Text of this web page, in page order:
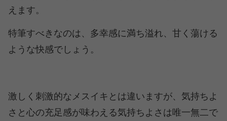
えます。
特筆すべきなのは、多幸感に満ち溢れ、甘く蕩ける
ような快感でしょう。
激しく刺激的なメスイキとは違いますが、気持ちよ
さと心の充足感が味わえる気持ちよさは唯一無二で